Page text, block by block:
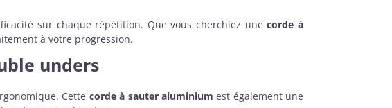
sur chaque répétition. Que vous cherchiez unecorde à
à votre progression.
unders
Cette corde à sauter aluminium est également une